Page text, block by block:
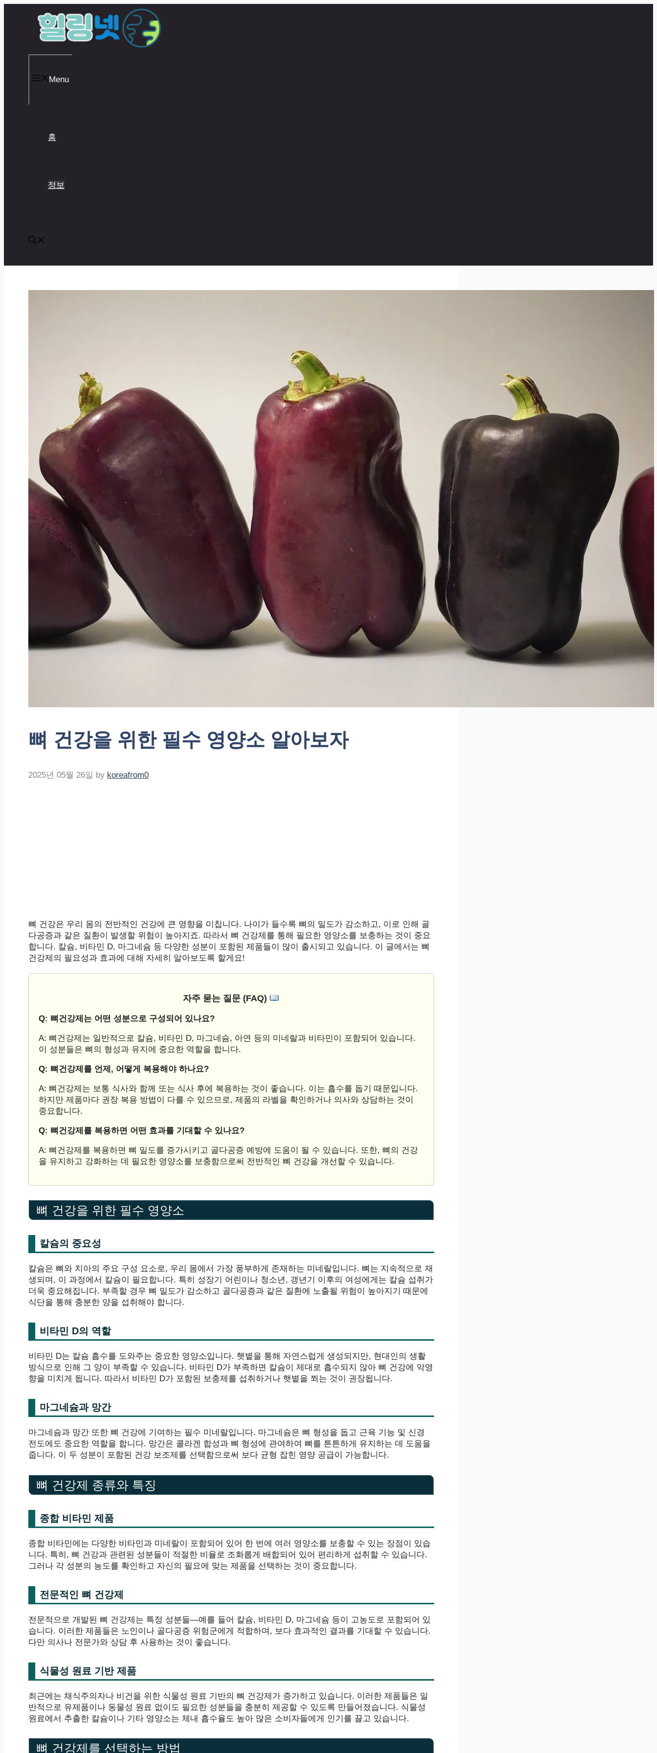
Menu
홈
정보
뼈 건강을 위한 필수 영양소 알아보자
2025년 05월 26일 by koreafrom0
뼈 건강은 우리 몸의 전반적인 건강에 큰 영향을 미칩니다. 나이가 들수록 뼈의 밀도가 감소하고, 이로 인해 골
다공증과 같은 질환이 발생할 위험이 높아지죠. 따라서 뼈 건강제를 통해 필요한 영양소를 보충하는 것이 중요
합니다. 칼슘, 비타민 D, 마그네슘 등 다양한 성분이 포함된 제품들이 많이 출시되고 있습니다. 이 글에서는 뼈
건강제의 필요성과 효과에 대해 자세히 알아보도록 할게요!
자주 묻는 질문 (FAQ)
Q: 뼈건강제는 어떤 성분으로 구성되어 있나요?
A: 뼈건강제는 일반적으로 칼슘, 비타민 D, 마그네슘, 아연 등의 미네랄과 비타민이 포함되어 있습니다.
이 성분들은 뼈의 형성과 유지에 중요한 역할을 합니다.
Q: 뼈건강제를 언제, 어떻게 복용해야 하나요?
A: 뼈건강제는 보통 식사와 함께 또는 식사 후에 복용하는 것이 좋습니다. 이는 흡수를 돕기 때문입니다.
하지만 제품마다 권장 복용 방법이 다를 수 있으므로, 제품의 라벨을 확인하거나 의사와 상담하는 것이
중요합니다.
Q: 뼈건강제를 복용하면 어떤 효과를 기대할 수 있나요?
A: 뼈건강제를 복용하면 뼈 밀도를 증가시키고 골다공증 예방에 도움이 될 수 있습니다. 또한, 뼈의 건강
을 유지하고 강화하는 데 필요한 영양소를 보충함으로써 전반적인 뼈 건강을 개선할 수 있습니다.
뼈 건강을 위한 필수 영양소
칼슘의 중요성
칼슘은 뼈와 치아의 주요 구성 요소로, 우리 몸에서 가장 풍부하게 존재하는 미네랄입니다. 뼈는 지속적으로 재
생되며, 이 과정에서 칼슘이 필요합니다. 특히 성장기 어린이나 청소년, 갱년기 이후의 여성에게는 칼슘 섭취가
더욱 중요해집니다. 부족할 경우 뼈 밀도가 감소하고 골다공증과 같은 질환에 노출될 위험이 높아지기 때문에
식단을 통해 충분한 양을 섭취해야 합니다.
비타민 D의 역할
비타민 D는 칼슘 흡수를 도와주는 중요한 영양소입니다. 햇볕을 통해 자연스럽게 생성되지만, 현대인의 생활
방식으로 인해 그 양이 부족할 수 있습니다. 비타민 D가 부족하면 칼슘이 제대로 흡수되지 않아 뼈 건강에 악영
향을 미치게 됩니다. 따라서 비타민 D가 포함된 보충제를 섭취하거나 햇볕을 쬐는 것이 권장됩니다.
마그네슘과 망간
마그네슘과 망간 또한 뼈 건강에 기여하는 필수 미네랄입니다. 마그네슘은 뼈 형성을 돕고 근육 기능 및 신경
전도에도 중요한 역할을 합니다. 망간은 콜라겐 합성과 뼈 형성에 관여하여 뼈를 튼튼하게 유지하는 데 도움을
줍니다. 이 두 성분이 포함된 건강 보조제를 선택함으로써 보다 균형 잡힌 영양 공급이 가능합니다.
뼈 건강제 종류와 특징
종합 비타민 제품
종합 비타민에는 다양한 비타민과 미네랄이 포함되어 있어 한 번에 여러 영양소를 보충할 수 있는 장점이 있습
니다. 특히, 뼈 건강과 관련된 성분들이 적절한 비율로 조화롭게 배합되어 있어 편리하게 섭취할 수 있습니다.
그러나 각 성분의 농도를 확인하고 자신의 필요에 맞는 제품을 선택하는 것이 중요합니다.
전문적인 뼈 건강제
전문적으로 개발된 뼈 건강제는 특정 성분들—예를 들어 칼슘, 비타민 D, 마그네슘 등이 고농도로 포함되어 있
습니다. 이러한 제품들은 노인이나 골다공증 위험군에게 적합하며, 보다 효과적인 결과를 기대할 수 있습니다.
다만 의사나 전문가와 상담 후 사용하는 것이 좋습니다.
식물성 원료 기반 제품
최근에는 채식주의자나 비건을 위한 식물성 원료 기반의 뼈 건강제가 증가하고 있습니다. 이러한 제품들은 일
반적으로 유제품이나 동물성 원료 없이도 필요한 성분들을 충분히 제공할 수 있도록 만들어졌습니다. 식물성
원료에서 추출한 칼슘이나 기타 영양소는 체내 흡수율도 높아 많은 소비자들에게 인기를 끌고 있습니다.
뼈 건강제를 선택하는 방법